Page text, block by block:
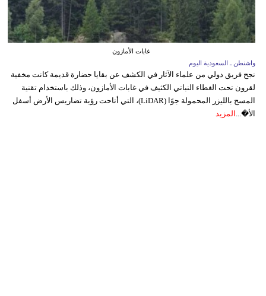
غابات الأمازون
واشنطن ـ السعودية اليوم
نجح فريق دولي من علماء الآثار في الكشف عن بقايا حضارة قديمة كانت مخفية
لقرون تحت الغطاء النباتي الكثيف في غابات الأمازون، وذلك باستخدام تقنية
المسح بالليزر المحمولة جوًا (LiDAR)، التي أتاحت رؤية تضاريس الأرض أسفل
الأ�... المزيد